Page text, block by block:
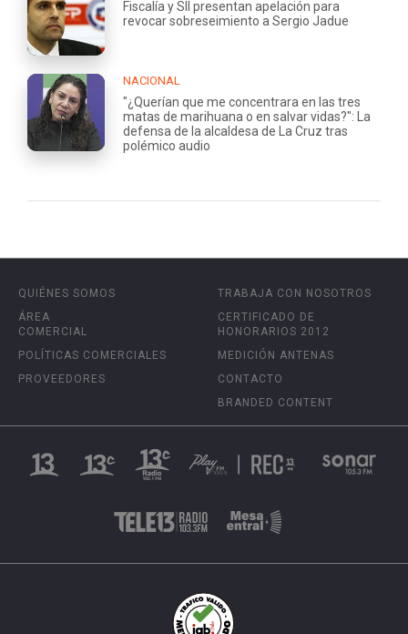
Fiscalía y SII presentan apelación para
revocar sobreseimiento a Sergio Jadue
NACIONAL
"¿Querían que me concentrara en las tres
matas de marihuana o en salvar vidas?": La
defensa de la alcaldesa de La Cruz tras
polémico audio
QUIÉNES SOMOS
ÁREA
COMERCIAL
POLÍTICAS COMERCIALES
PROVEEDORES
TRABAJA CON NOSOTROS
CERTIFICADO DE
HONORARIOS 2012
MEDICIÓN ANTENAS
CONTACTO
BRANDED CONTENT